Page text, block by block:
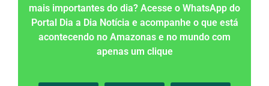
mais importantes do dia? Acesse o WhatsApp do
Portal Dia a Dia Notícia e acompanhe o que está
acontecendo no Amazonas e no mundo com
apenas um clique